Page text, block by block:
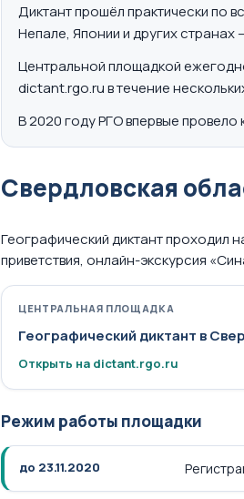
Диктант прошёл практически по
Непале, Японии и других
Центральной площадкой
dictant.rgo.ru в течение
В 2020 году РГО впервые
Свердловская
Географический диктант проходил
приветствия, онлайн-экскурсия
ЦЕНТРАЛЬНАЯ ПЛОЩАДКА
Географический диктант в
Открыть на dictant.rgo.ru
Режим работы площадки
до 23.11.2020